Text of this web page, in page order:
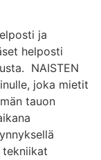
ja
helposti
NAISTEN
joka mietit
tauon